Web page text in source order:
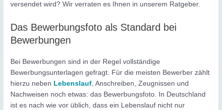
versendet wird? Wir verraten es Ihnen in unserem Ratgeber.
Das Bewerbungsfoto als Standard bei
Bewerbungen
Bei Bewerbungen sind in der Regel vollständige
Bewerbungsunterlagen gefragt. Für die meisten Bewerber zählt
hierzu neben Lebenslauf, Anschreiben, Zeugnissen und
Nachweisen noch etwas: das Bewerbungsfoto. In Deutschland
ist es nach wie vor üblich, dass ein Lebenslauf nicht nur